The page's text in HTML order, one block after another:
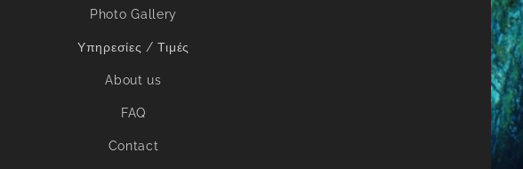
Photo Gallery
Υπηρεσίες / Τιμές
About us
FAQ
Contact